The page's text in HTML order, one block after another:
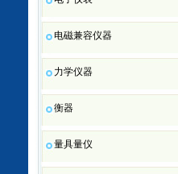
电磁兼容仪器
力学仪器
衡器
量具量仪